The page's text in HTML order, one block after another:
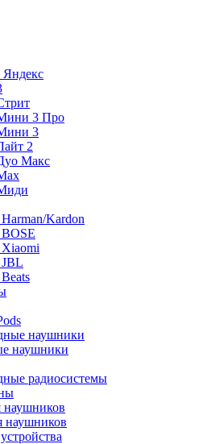
3 Про
3
2
Макс
Kardon
наушники
наушники
радиосистемы
наушников
наушников